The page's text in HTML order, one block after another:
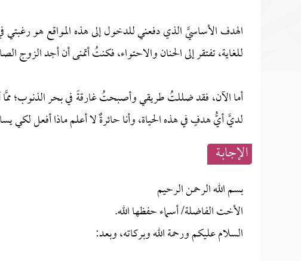
الهدف الأساسيَّ الذي دفعني للدخول إلى هذه المواقع هو
للغاية، تفتقر إلى الحنان والاحتواء، فكنتُ أتمنى أن أجد الزوج
أما الآن، فقد ضللتُ طريقي وأصبحتُ غارقةً في بحر الذنوب؛
لديَّ أيُّ هدفٍ في هذه الحياة، وأنا حائرةٌ لا أعلم ماذا أفعل لكي
الإجابــة
بسم الله الرحمن الرحيم
الأخت الفاضلة/ أسماء حفظها الله.
السلام عليكم ورحمة الله وبركاته، وبعد: